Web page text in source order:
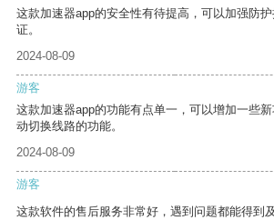
这款加速器app的安全性有待提高，可以加强防
证。
2024-08-09
游客
这款加速器app的功能有点单一，可以增加一些
动切换线路的功能。
2024-08-09
游客
这款软件的售后服务非常好，遇到问题都能得到及